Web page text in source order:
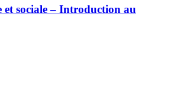
sociale – Introduction au